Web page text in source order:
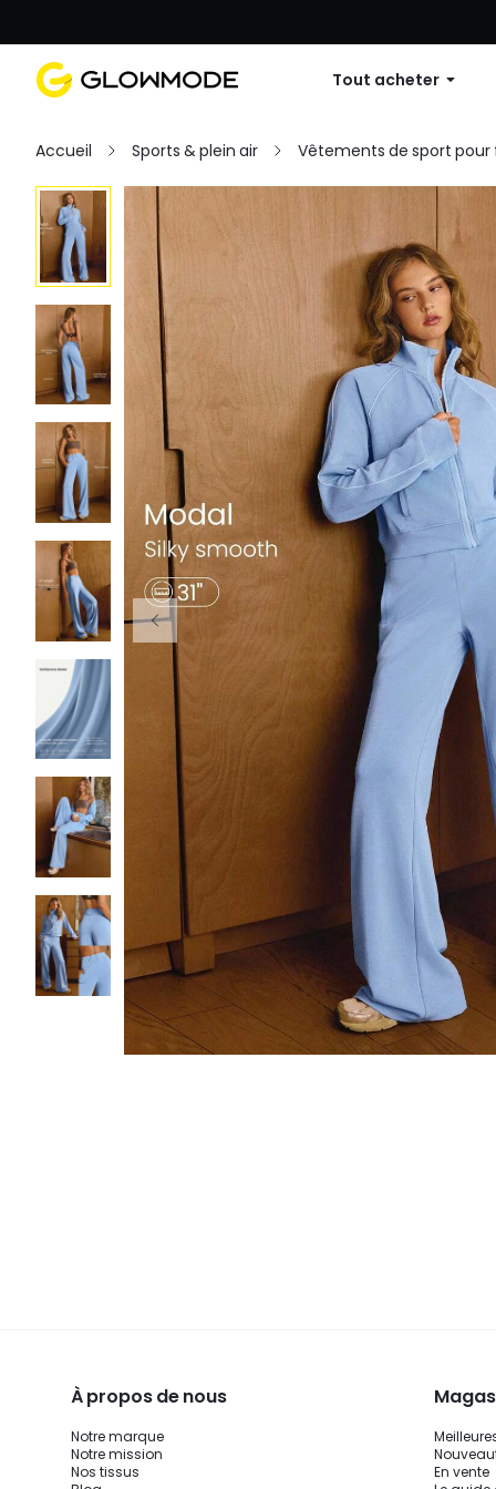
Tout acheter
Accueil Sports & plein air Vêtements de sport
À propos de nous
Notre marque
Notre mission
Nos tissus
En vente